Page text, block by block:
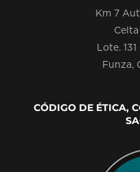
Km 7
Lote. 131
Funza,
CÓDIGO DE ÉTICA,